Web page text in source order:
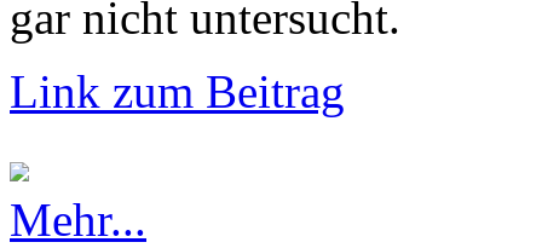
gar nicht untersucht.
Link zum Beitrag
Mehr...